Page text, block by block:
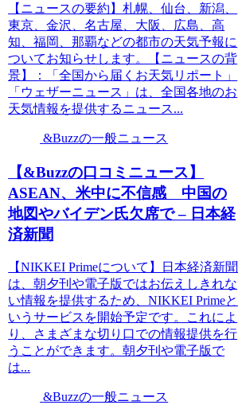
【ニュースの要約】札幌、仙台、新潟、
東京、金沢、名古屋、大阪、広島、高
知、福岡、那覇などの都市の天気予報に
ついてお知らせします。【ニュースの背
景】：「全国から届くお天気リポート」
「ウェザーニュース」は、全国各地のお
天気情報を提供するニュース...
&Buzzの一般ニュース
【&Buzzの口コミニュース】
ASEAN、米中に不信感 中国の
地図やバイデン氏欠席で – 日本経
済新聞
【NIKKEI Primeについて】日本経済新聞
は、朝夕刊や電子版ではお伝えしきれな
い情報を提供するため、NIKKEI Primeと
いうサービスを開始予定です。これによ
り、さまざまな切り口での情報提供を行
うことができます。朝夕刊や電子版で
は...
&Buzzの一般ニュース